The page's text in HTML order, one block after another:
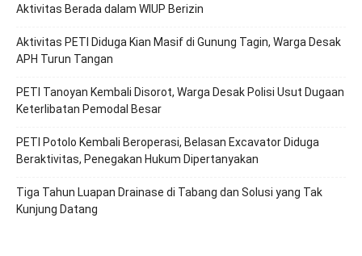
Aktivitas Berada dalam WIUP Berizin
Aktivitas PETI Diduga Kian Masif di Gunung Tagin, Warga Desak
APH Turun Tangan
PETI Tanoyan Kembali Disorot, Warga Desak Polisi Usut Dugaan
Keterlibatan Pemodal Besar
PETI Potolo Kembali Beroperasi, Belasan Excavator Diduga
Beraktivitas, Penegakan Hukum Dipertanyakan
Tiga Tahun Luapan Drainase di Tabang dan Solusi yang Tak
Kunjung Datang